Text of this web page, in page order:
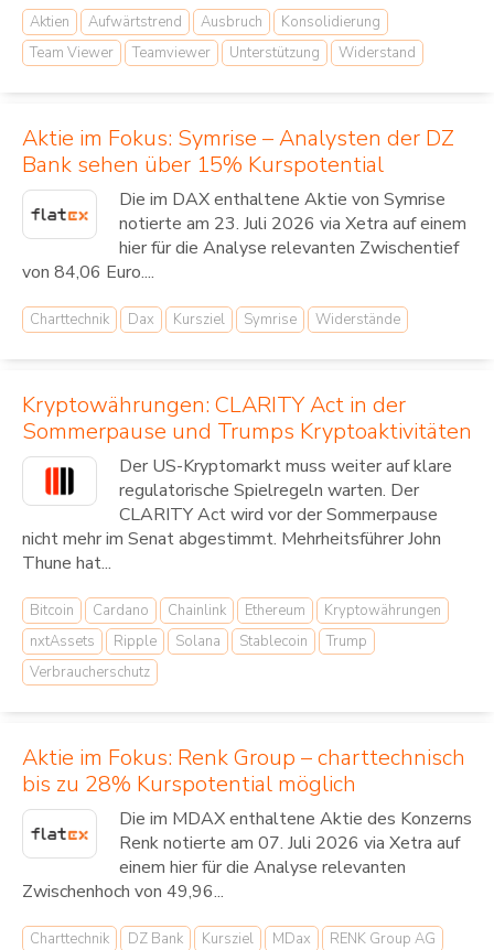
Aktien Aufwärtstrend Ausbruch
Konsolidierung
Team Viewer
Teamviewer Unterstützung Widerstand
Aktie im Fokus: Symrise – Analysten der DZ
Bank sehen über 15% Kurspotential
Die im DAX enthaltene Aktie von Symrise
notierte am 23. Juli 2026 via Xetra auf einem
hier für die Analyse relevanten Zwischentief
von 84,06 Euro....
Charttechnik Dax Kursziel Symrise Widerstände
Kryptowährungen: CLARITY Act in der
Sommerpause und Trumps Kryptoaktivitäten
Der US-Kryptomarkt muss weiter auf klare
regulatorische Spielregeln warten. Der
CLARITY Act wird vor der Sommerpause
nicht mehr im Senat abgestimmt. Mehrheitsführer John
Thune hat...
Bitcoin Cardano Chainlink Ethereum
Kryptowährungen
nxtAssets
Ripple Solana Stablecoin
Trump
Verbraucherschutz
Aktie im Fokus: Renk Group – charttechnisch
bis zu 28% Kurspotential möglich
Die im MDAX enthaltene Aktie des Konzerns
Renk notierte am 07. Juli 2026 via Xetra auf
einem hier für die Analyse relevanten
Zwischenhoch von 49,96...
Charttechnik DZ Bank Kursziel MDax
RENK Group AG